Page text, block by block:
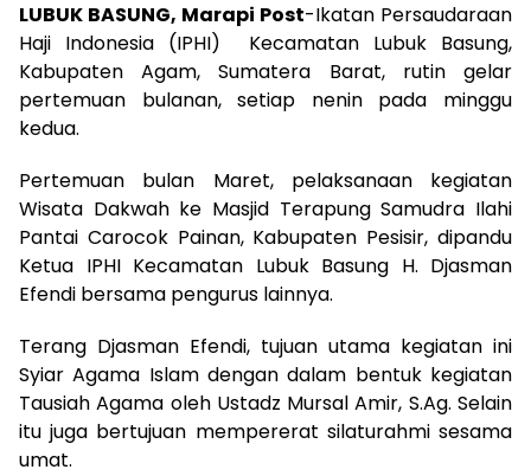
LUBUK BASUNG, Marapi Post-Ikatan Persaudaraan
Haji Indonesia (IPHI) Kecamatan Lubuk Basung,
Kabupaten Agam, Sumatera Barat, rutin gelar
pertemuan bulanan, setiap nenin pada minggu
kedua.
Pertemuan bulan Maret, pelaksanaan kegiatan
Wisata Dakwah ke Masjid Terapung Samudra Ilahi
Pantai Carocok Painan, Kabupaten Pesisir, dipandu
Ketua IPHI Kecamatan Lubuk Basung H. Djasman
Efendi bersama pengurus lainnya.
Terang Djasman Efendi, tujuan utama kegiatan ini
Syiar Agama Islam dengan dalam bentuk kegiatan
Tausiah Agama oleh Ustadz Mursal Amir, S.Ag. Selain
itu juga bertujuan mempererat silaturahmi sesama
umat.